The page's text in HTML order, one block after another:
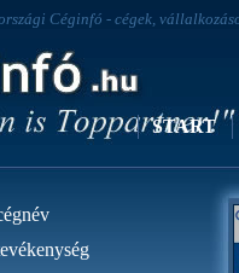
Céginfó - cégek,
START